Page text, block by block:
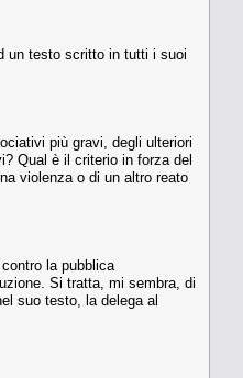
un testo scritto in tutti i suoi
più gravi, degli ulteriori
Qual è il criterio in forza del
violenza o di un altro reato
la pubblica
Si tratta, mi sembra, di
suo testo, la delega al